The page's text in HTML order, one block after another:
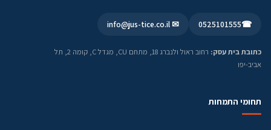
☎
0525101555
✉ info@jus-tice.co.il
כתובת בית עסק:
רחוב ראול ולנברג 18, מתחם CU, מגדל C, קומה 2, תל
אביב-יפו
תחומי התמחות